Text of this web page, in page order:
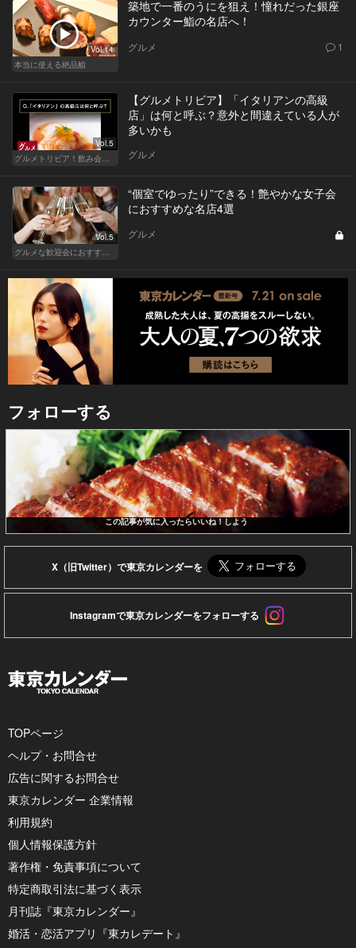
Vol.14
本当に使える絶品鮨
築地で一番のうにを狙え！憧れだった銀座
カウンター鮨の名店へ！
グルメ 1
Vol.5
グルメトリビア！飲み会やデートで会話のネタになるQ＆A
【グルメトリビア】「イタリアンの高級
店」は何と呼ぶ？意外と間違えている人が
多いかも
グルメ
Vol.5
グルメな歓迎会におすすめな東京の人気店
“個室でゆったり”できる！艶やかな女子会
におすすめな名店4選
グルメ
フォローする
この記事が気に入ったらいいね！しよう
X（旧Twitter）で東京カレンダーを
Instagramで東京カレンダーをフォローする
TOPページ
ヘルプ・お問合せ
広告に関するお問合せ
東京カレンダー 企業情報
利用規約
個人情報保護方針
著作権・免責事項について
特定商取引法に基づく表示
月刊誌『東京カレンダー』
婚活・恋活アプリ『東カレデート』